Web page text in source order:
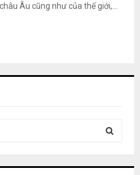
Âu cũng như của thế giới,...